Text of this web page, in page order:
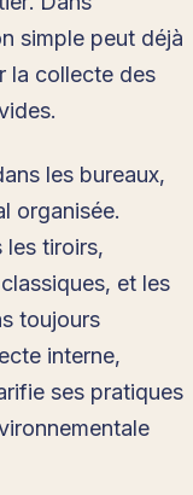
simple peut déjà
la collecte des
les bureaux,
organisée.
les tiroirs,
et les
toujours
interne,
ses pratiques